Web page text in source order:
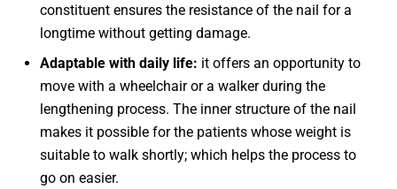
constituent ensures the resistance of the nail for a
longtime without getting damage.
Adaptable with daily life: it offers an opportunity to
move with a wheelchair or a walker during the
lengthening process. The inner structure of the nail
makes it possible for the patients whose weight is
suitable to walk shortly; which helps the process to
go on easier.